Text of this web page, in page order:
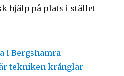
hjälp på plats i stället
i Bergshamra –
tekniken krånglar